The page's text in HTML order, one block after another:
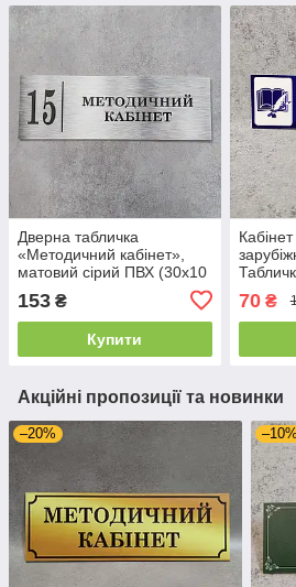
Дверна табличка
«Методичний кабінет»,
матовий сірий ПВХ (30х10
153 ₴
Купити
70₴
Акційні пропозиції та новинки
–20% –10%